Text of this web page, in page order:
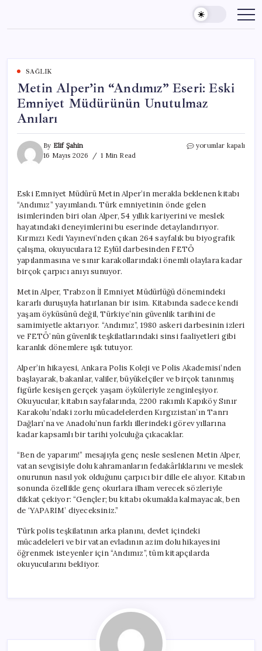
content
SAĞLIK
Metin Alper’in “Andımız” Eseri: Eski
Emniyet Müdürünün Unutulmaz
Anıları
By Elif Şahin
16 Mayıs 2026
1 Min Read
Metin
Emniyet
Müdürünün
Unutulmaz
Anıları
için
yorumlar kapalı
Eski Emniyet Müdürü Metin Alper’in merakla beklenen kitabı
“Andımız” yayımlandı. Türk emniyetinin önde gelen
isimlerinden biri olan Alper, 54 yıllık kariyerini ve meslek
hayatındaki deneyimlerini bu eserinde detaylandırıyor.
Kırmızı Kedi Yayınevi’nden çıkan 264 sayfalık bu biyografik
çalışma, okuyuculara 12 Eylül darbesinden FETÖ
yapılanmasına ve sınır karakollarındaki önemli olaylara kadar
birçok çarpıcı anıyı sunuyor.
Metin Alper, Trabzon İl Emniyet Müdürlüğü dönemindeki
kararlı duruşuyla hatırlanan bir isim. Kitabında sadece kendi
yaşam öyküsünü değil, Türkiye’nin güvenlik tarihini de
samimiyetle aktarıyor. “Andımız”, 1980 askeri darbesinin izleri
ve FETÖ’nün güvenlik teşkilatlarındaki sinsi faaliyetleri gibi
karanlık dönemlere ışık tutuyor.
Alper’in hikayesi, Ankara Polis Koleji ve Polis Akademisi’nden
başlayarak, bakanlar, valiler, büyükelçiler ve birçok tanınmış
figürle kesişen gerçek yaşam öyküleriyle zenginleşiyor.
Okuyucular, kitabın sayfalarında, 2200 rakımlı Kapıköy Sınır
Karakolu’ndaki zorlu mücadelelerden Kırgızistan’ın Tanrı
Dağları’na ve Anadolu’nun farklı illerindeki görev yıllarına
kadar kapsamlı bir tarihi yolculuğa çıkacaklar.
“Ben de yaparım!” mesajıyla genç nesle seslenen Metin Alper,
vatan sevgisiyle dolu kahramanların fedakârlıklarını ve meslek
onurunun nasıl yok olduğunu çarpıcı bir dille ele alıyor. Kitabın
sonunda özellikle genç okurlara ilham verecek sözleriyle
dikkat çekiyor: “Gençler; bu kitabı okumakla kalmayacak, ben
de ‘YAPARIM’ diyeceksiniz.”
Türk polis teşkilatının arka planını, devlet içindeki
mücadeleleri ve bir vatan evladının azim dolu hikayesini
öğrenmek isteyenler için “Andımız”, tüm kitapçılarda
okuyucularını bekliyor.